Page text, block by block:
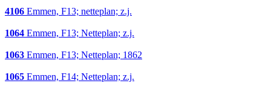
4106 Emmen, F13; netteplan; z.j.
1064 Emmen, F13; Netteplan; z.j.
1063 Emmen, F13; Netteplan; 1862
1065 Emmen, F14; Netteplan; z.j.